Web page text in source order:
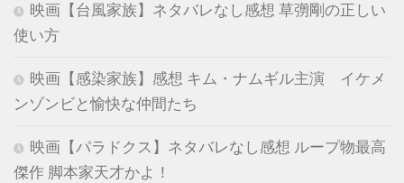
映画【台風家族】ネタバレなし感想 草彅剛の正しい
使い方
映画【感染家族】感想 キム・ナムギル主演 イケメ
ンゾンビと愉快な仲間たち
映画【パラドクス】ネタバレなし感想 ループ物最高
傑作 脚本家天才かよ！